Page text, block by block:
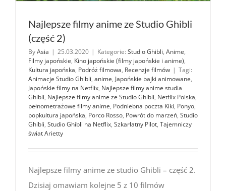
Najlepsze filmy anime ze Studio Ghibli
(część 2)
ByAsia | 25.03.2020 | Kategorie: Studio Ghibli, Anime,
Filmy japońskie, Kino japońskie (filmy japońskie i anime),
Kultura japońska, Podróż filmowa, Recenzje filmów | Tagi:
Animacje Studio Ghibli, anime, Japońskie bajki animowane,
Japońskie filmy na Netflix, Najlepsze filmy anime studia
Ghibli, Najlepsze filmy anime ze Studio Ghibli, Netflix Polska,
pełnometrażowe filmy anime, Podniebna poczta Kiki, Ponyo,
popkultura japońska, Porco Rosso, Powrót do marzeń, Studio
Ghibli, Studio Ghibli na Netflix, Szkarłatny Pilot, Tajemniczy
świat Arietty
Najlepsze filmy anime ze studio Ghibli – część 2.
Dzisiaj omawiam kolejne 5 z 10 filmów